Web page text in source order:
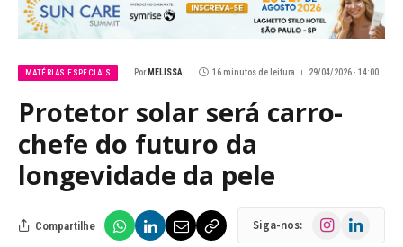
MATÉRIAS ESPECIAIS Por MELISSA 16 minutos de leitura 29/04/2026 · 14:00
Protetor solar será carro-
chefe do futuro da
longevidade da pele
Compartilhe Siga-nos: InstagramLinkedIn